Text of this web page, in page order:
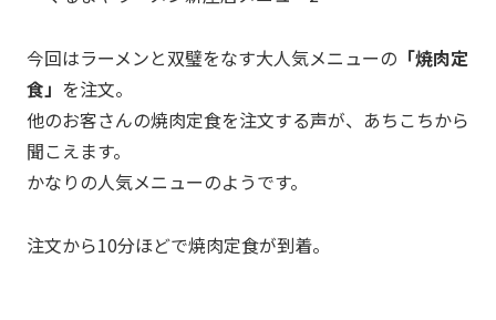
今回はラーメンと双璧をなす大人気メニューの 「焼肉定
食」 を注文。
他のお客さんの焼肉定食を注文する声が、あちこちから
聞こえます。
かなりの人気メニューのようです。
注文から10分ほどで焼肉定食が到着。